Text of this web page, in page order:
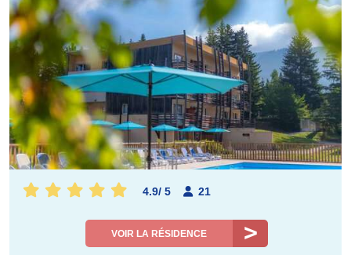
4.9/ 5 21
VOIR LA RÉSIDENCE